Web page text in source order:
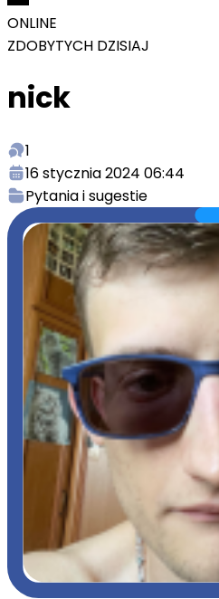
ONLINE
ZDOBYTYCH DZISIAJ
nick
1
16 stycznia 2024 06:44
Pytania i sugestie